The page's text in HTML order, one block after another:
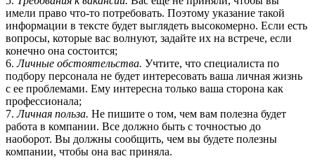
имели право что-то потребовать. Поэтому указание такой
информации в тексте будет выглядеть высокомерно. Если есть
вопросы, которые вас волнуют, задайте их на встрече, если
конечно она состоится;
6.Личные обстоятельства. Учтите, что специалиста по
подбору персонала не будет интересовать ваша личная жизнь
с ее проблемами. Ему интересна только ваша сторона как
профессионала;
7.Личная польза. Не пишите о том, чем вам полезна будет
работа в компании. Все должно быть с точностью до
наоборот. Вы должны сообщить, чем вы будете полезны
компании, чтобы она вас приняла.